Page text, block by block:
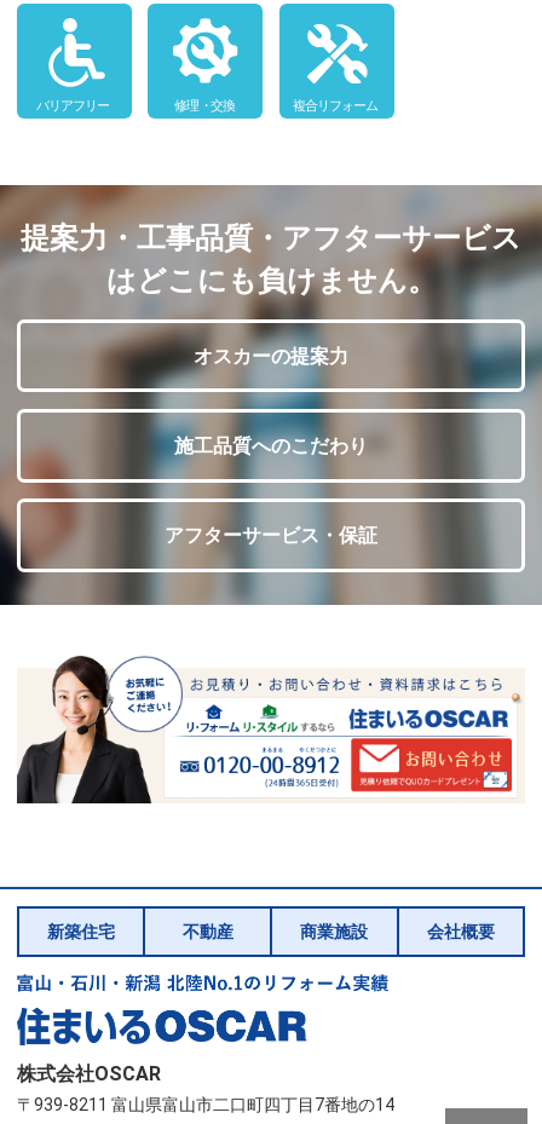
提案力・工事品質・アフターサービス
はどこにも負けません。
オスカーの提案力
施工品質へのこだわり
アフターサービス・保証
新築住宅 不動産 商業施設 会社概要
株式会社OSCAR
〒939-8211 富山県富山市二口町四丁目7番地の14